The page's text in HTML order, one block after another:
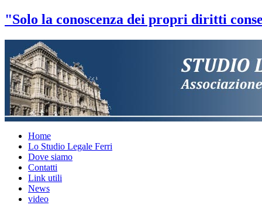
"Solo la conoscenza dei propri diritti
Home
Lo Studio Legale Ferri
Dove siamo
Contatti
Link utili
News
video